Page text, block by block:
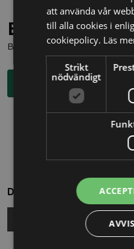
Behöver du
Boka en kostnadsfri
Boka rådgivning
Dela
att använda vår
till alla cookies i
cookiepolicy. Läs
Strikt
nödvändigt